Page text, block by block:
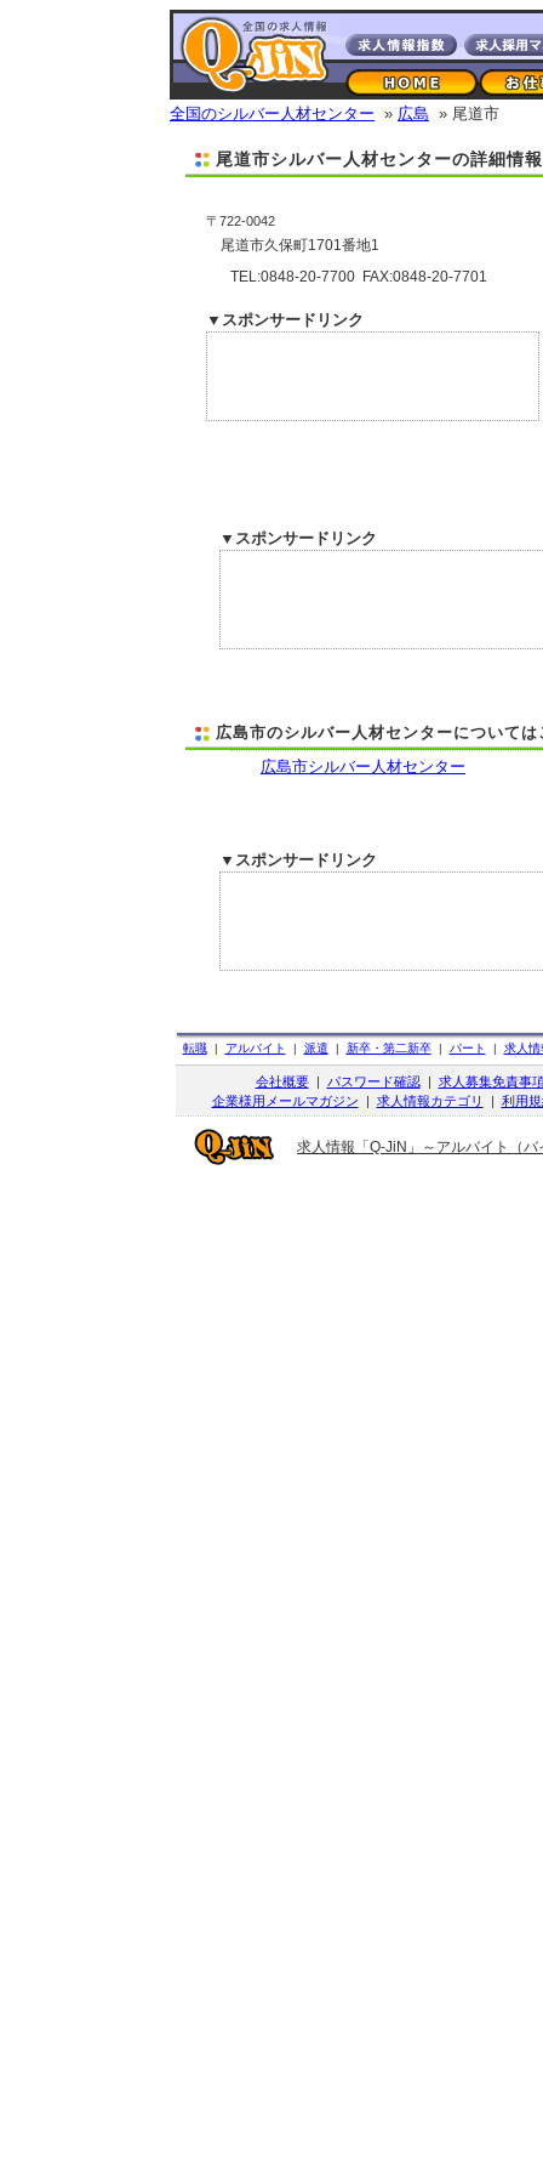
全国のシルバー人材センター » 広島 » 尾道市
尾道市シルバー人材センターの詳細情報
〒722-0042
尾道市久保町1701番地1
TEL:0848-20-7700 FAX:0848-20-7701
▼スポンサードリンク
▼スポンサードリンク
広島市のシルバー人材センターについて
広島市シルバー人材センター
▼スポンサードリンク
転職| アルバイト | 派遣 | 新卒・第二新卒| パート | 求人情
会社概要| パスワード確認| 求人募集免責事
企業様用メールマガジン | 求人情報カテゴリ | 利用
求人情報「Q-JiN」～アルバイト（